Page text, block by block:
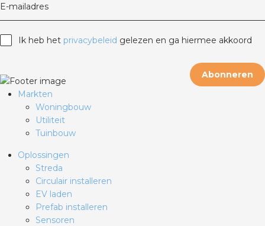
E-mailadres
Ik heb het privacybeleid gelezen en ga hiermee akkoord
Abonneren
Markten
Woningbouw
Utiliteit
Tuinbouw
Oplossingen
Streda
Circulair installeren
EV laden
Prefab installeren
Sensoren